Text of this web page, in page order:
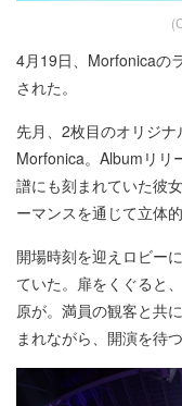
4月19日、Morfonicaの
された。
先月、2枚目のオリジ
Morfonica。Albumリリ
譜にも刻まれていた彼
ーマンスを通じて立体
開場時刻を迎えロビー
ていた。扉をくぐると
原が。満員の観客と共
まれながら、開演を待つ